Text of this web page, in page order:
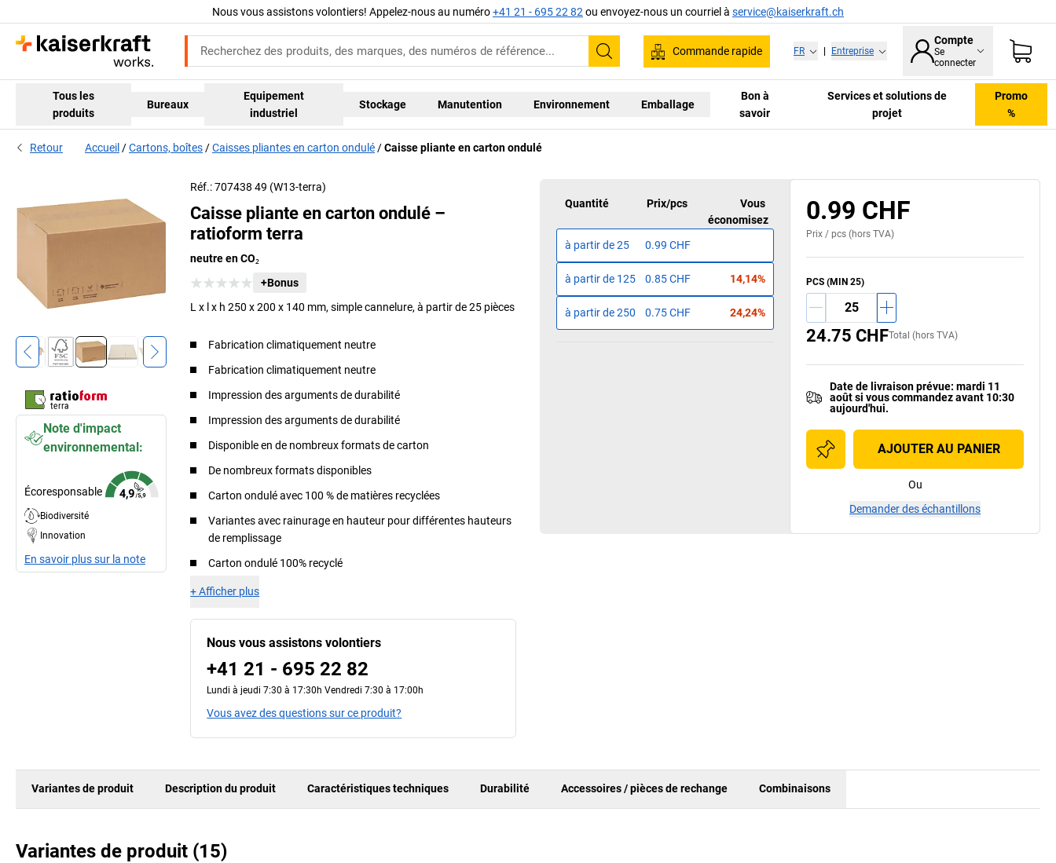
Nous vous assistons volontiers! Appelez-nous au numéro+41 21 - 695 22 82 ou envoyez-nous un courriel à service@kaiserkraft.ch
Recherche
Commande rapide FR Entreprise
Compte
Se
connecter
Tous les
produits
Bureaux
Equipement
industriel
Stockage Manutention Environnement Emballage
Bon à
savoir
Services et solutions de
projet
Promo
%
Retour Accueil Cartons, boîtes Caisses pliantes en carton ondulé
Caisse pliante en carton ondulé
Note d'impact
environnemental:
Écoresponsable
Biodiversité
Innovation
En savoir plus sur la note
Réf.: 707438 49 (W13-terra)
Caisse pliante en carton ondulé –
ratioform terra
neutre en CO₂
+Bonus
L x l x h 250 x 200 x 140 mm, simple cannelure, à partir de 25 pièces
Fabrication climatiquement neutre
Fabrication climatiquement neutre
Impression des arguments de durabilité
Impression des arguments de durabilité
Disponible en de nombreux formats de carton
De nombreux formats disponibles
Carton ondulé avec 100 % de matières recyclées
Variantes avec rainurage en hauteur pour différentes hauteurs
de remplissage
Carton ondulé 100% recyclé
+Afficher plus
Nous vous assistons volontiers
+41 21 - 695 22 82
Lundi à jeudi 7:30 à 17:30h Vendredi 7:30 à 17:00h
Vous avez des questions sur ce produit?
Quantité Prix/pcs
Vous
économisez
à partir de25 0.99 CHF
à partir de 125 0.85 CHF 14,14%
à partir de250 0.75 CHF 24,24%
0.99 CHF
Prix /pcs (hors TVA)
PCS (MIN25)
Total (hors TVA)
24.75 CHF
Date de livraison prévue:mardi 11
août si vouscommandez avant 10:30
aujourd'hui.
AJOUTER AU PANIER
Ou
Demander des échantillons
Variantes de produit Description du produit Caractéristiques techniques Durabilité Accessoires / pièces de rechange Combinaisons
Variantes de produit (15)